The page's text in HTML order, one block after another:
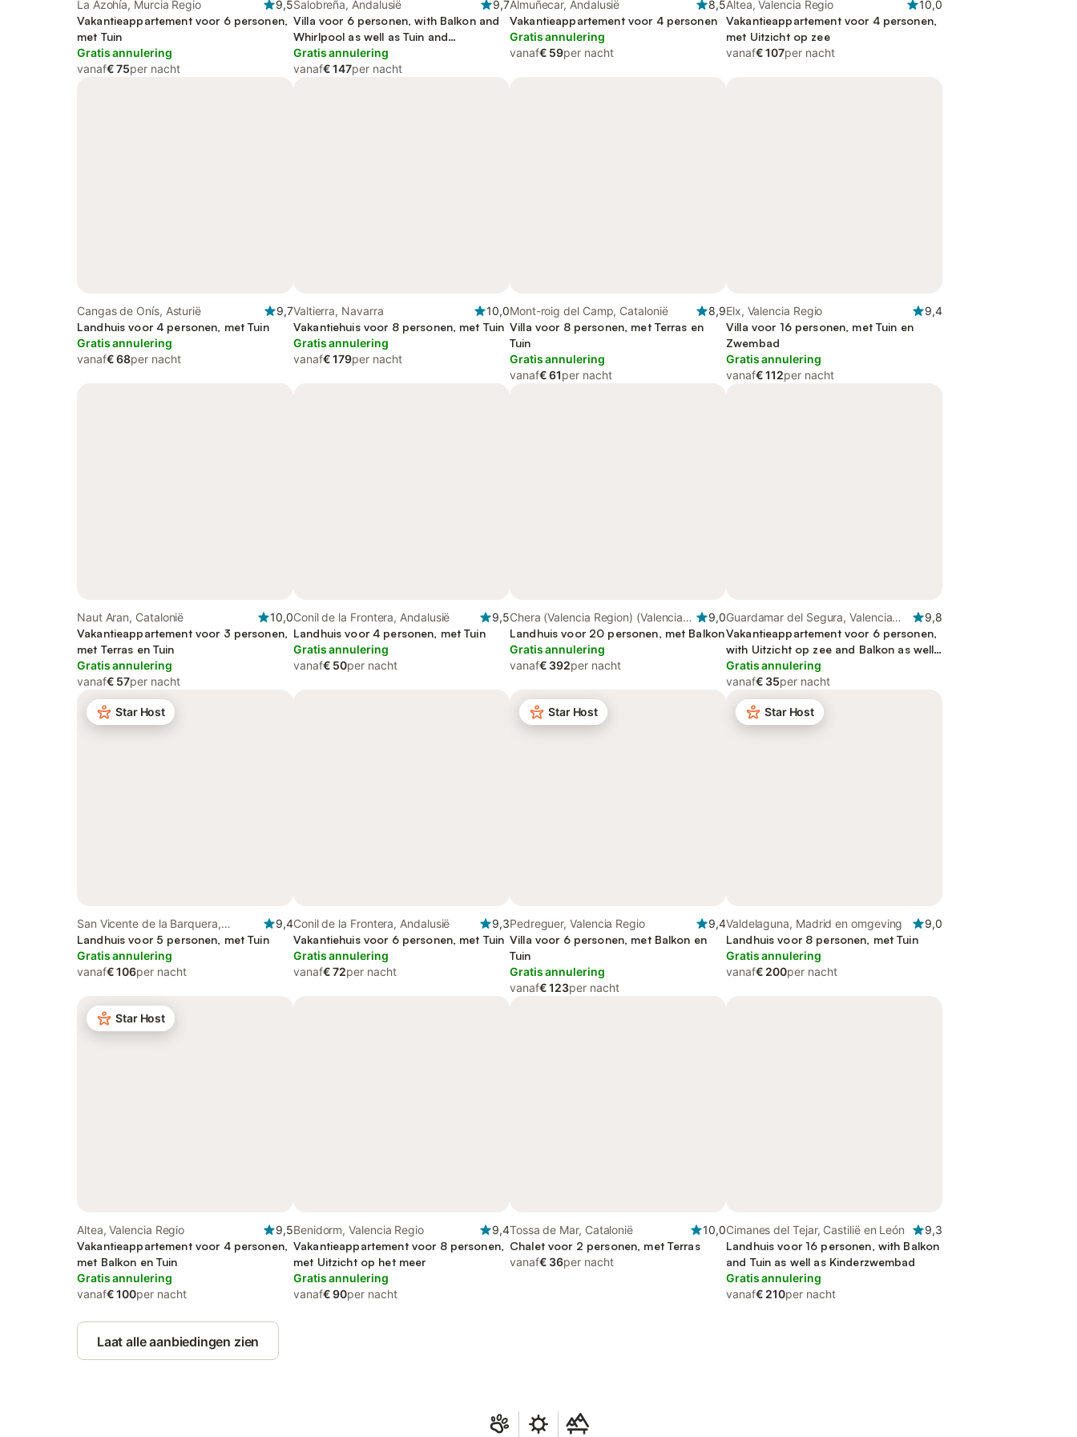
La Azohía, Murcia Regio
9,5
Vakantieappartement voor 6 personen,
met Tuin
Gratis annulering
vanaf€ 75per nacht
Salobreña, Andalusië
9,7
Villa voor 6 personen, with Balkon and
Whirlpool as well as Tuin and
Kinderzwembad
Gratis annulering
vanaf€ 147per nacht
Almuñecar, Andalusië
8,5
Vakantieappartement voor 4 personen
Gratis annulering
vanaf€ 59per nacht
Altea, Valencia Regio
10,0
Vakantieappartement voor 4 personen,
met Uitzicht op zee
vanaf€ 107per nacht
Cangas de Onís, Asturië
9,7
Landhuis voor 4 personen, met Tuin
Gratis annulering
vanaf€ 68per nacht
Valtierra, Navarra
10,0
Vakantiehuis voor 8 personen, met Tuin
Gratis annulering
vanaf€ 179per nacht
Mont-roig del Camp, Catalonië
8,9
Villa voor 8 personen, met Terras en
Tuin
Gratis annulering
vanaf€ 61per nacht
Elx, Valencia Regio
9,4
Villa voor 16 personen, met Tuin en
Zwembad
Gratis annulering
vanaf€ 112per nacht
Naut Aran, Catalonië
10,0
Vakantieappartement voor 3 personen,
met Terras en Tuin
Gratis annulering
vanaf€ 57per nacht
Conil de la Frontera, Andalusië
9,5
Landhuis voor 4 personen, met Tuin
Gratis annulering
vanaf€ 50per nacht
Chera (Valencia Region) (Valencia
Region), Valencia Regio
9,0
Landhuis voor 20 personen, met Balkon
Gratis annulering
vanaf€ 392per nacht
Guardamar del Segura, Valencia
Regio
9,8
Vakantieappartement voor 6 personen,
with Uitzicht op zee and Balkon as well
as Terras and Uitzicht
Gratis annulering
vanaf€ 35per nacht
Star Host
San Vicente de la Barquera,
Cantabrië
9,4
Landhuis voor 5 personen, met Tuin
Gratis annulering
vanaf€ 106per nacht
Conil de la Frontera, Andalusië
9,3
Vakantiehuis voor 6 personen, met Tuin
Gratis annulering
vanaf€ 72per nacht
Star Host
Pedreguer, Valencia Regio
9,4
Villa voor 6 personen, met Balkon en
Tuin
Gratis annulering
vanaf€ 123per nacht
Star Host
Valdelaguna, Madrid en omgeving
9,0
Landhuis voor 8 personen, met Tuin
Gratis annulering
vanaf€ 200per nacht
Star Host
Altea, Valencia Regio
9,5
Vakantieappartement voor 4 personen,
met Balkon en Tuin
Gratis annulering
vanaf€ 100per nacht
Benidorm, Valencia Regio
9,4
Vakantieappartement voor 8 personen,
met Uitzicht op het meer
Gratis annulering
vanaf€ 90per nacht
Tossa de Mar, Catalonië
10,0
Chalet voor 2 personen, met Terras
vanaf€ 36per nacht
Cimanes del Tejar, Castilië en León
9,3
Landhuis voor 16 personen, with Balkon
and Tuin as well as Kinderzwembad
Gratis annulering
vanaf€ 210per nacht
Laat alle aanbiedingen zien